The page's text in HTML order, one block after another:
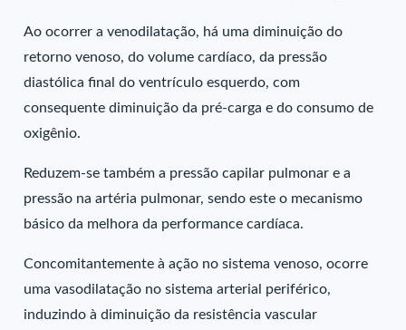
Ao ocorrer a venodilatação, há uma diminuição do
retorno venoso, do volume cardíaco, da pressão
diastólica final do ventrículo esquerdo, com
consequente diminuição da pré-carga e do consumo de
oxigênio.
Reduzem-se também a pressão capilar pulmonar e a
pressão na artéria pulmonar, sendo este o mecanismo
básico da melhora da performance cardíaca.
Concomitantemente à ação no sistema venoso, ocorre
uma vasodilatação no sistema arterial periférico,
induzindo à diminuição da resistência vascular